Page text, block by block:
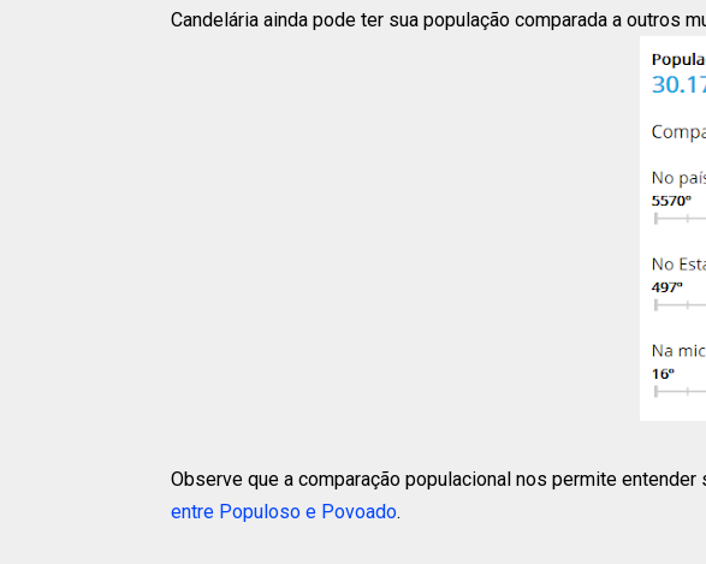
Candelária ainda pode ter sua população comparada a outros
Observe que a comparação populacional nos permite
entre Populoso e Povoado.